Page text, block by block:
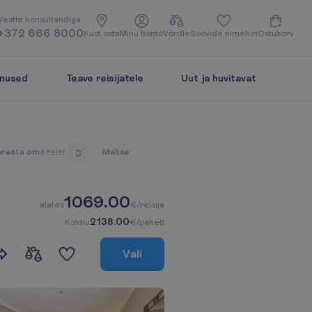
estle konsultandiga
666 8000Kust ostaMinu kontoVõrdleSoovide nimekiriOstukorv
Teave reisijatele Uut ja huvitavat
rasta oma reisi 3 Makse
alates1069.00€/reisija
Kokku2138.00€/pakett
Vali